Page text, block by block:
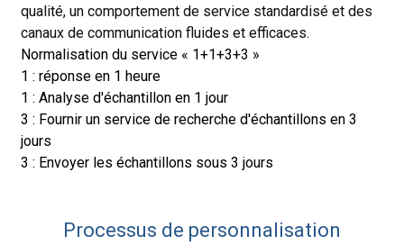
qualité, un comportement de service standardisé et des
canaux de communication fluides et efficaces.
Normalisation du service « 1+1+3+3 »
1 : réponse en 1 heure
1 : Analyse d'échantillon en 1 jour
3 : Fournir un service de recherche d'échantillons en 3
jours
3 : Envoyer les échantillons sous 3 jours
Processus de personnalisation